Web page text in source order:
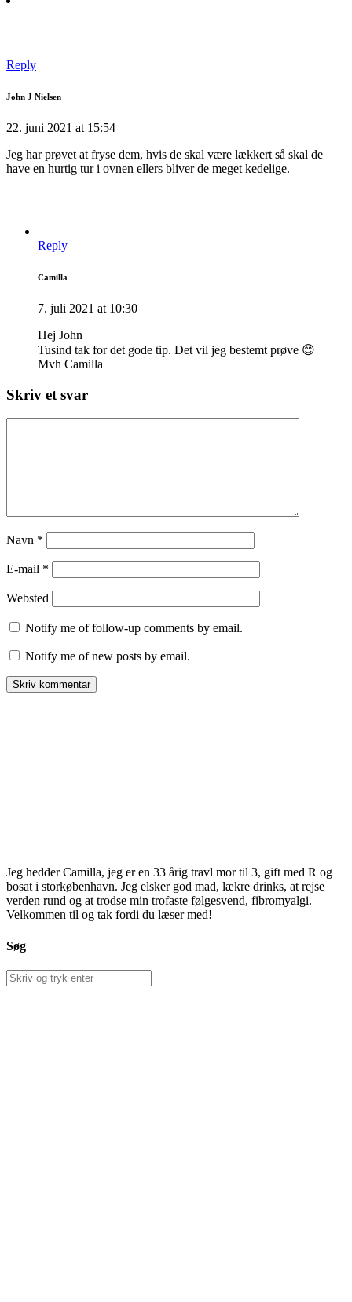
Reply
John J Nielsen
22. juni 2021 at 15:54
Jeg har prøvet at fryse dem, hvis de skal være lækkert så skal de
have en hurtig tur i ovnen ellers bliver de meget kedelige.
Reply
Camilla
7. juli 2021 at 10:30
Hej John
Tusind tak for det gode tip. Det vil jeg bestemt prøve 😊
Mvh Camilla
Skriv et svar
Navn *
E-mail *
Websted
Notify me of follow-up comments by email.
Notify me of new posts by email.
Jeg hedder Camilla, jeg er en 33 årig travl mor til 3, gift med R og
bosat i storkøbenhavn. Jeg elsker god mad, lækre drinks, at rejse
verden rund og at trodse min trofaste følgesvend, fibromyalgi.
Velkommen til og tak fordi du læser med!
Søg